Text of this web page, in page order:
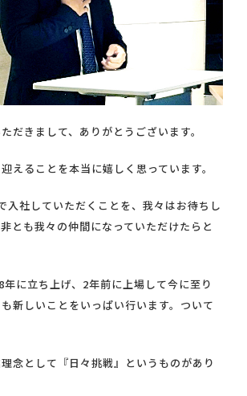
だきまして、ありがとうございます。
えることを本当に嬉しく思っています。
入社していただくことを、我々はお待ちし
とも我々の仲間になっていただけたらと
に立ち上げ、2年前に上場して今に至り
新しいことをいっぱい行います。ついて
念として『日々挑戦』というものがあり